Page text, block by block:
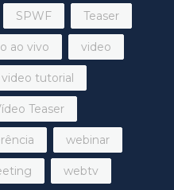
SPWF Teaser
ao vivo video
video tutorial
Teaser
webinar
webtv